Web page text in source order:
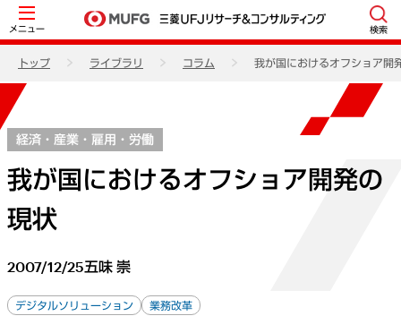
メニュー 検索
トップ ライブラリ コラム 我が国におけるオフショア開
経済・産業・雇用・労働
我が国におけるオフショア開発の
現状
2007/12/25五味 崇
デジタルソリューション 業務改革